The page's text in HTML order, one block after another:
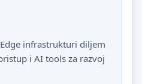
infrastrukturi diljem
i AI tools za razvoj